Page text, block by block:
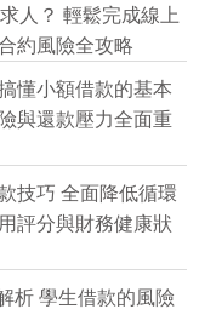
人？ 輕鬆完成線上
約風險全攻略
懂小額借款的基本
與還款壓力全面重
技巧 全面降低循環
評分與財務健康狀
析 學生借款的風險